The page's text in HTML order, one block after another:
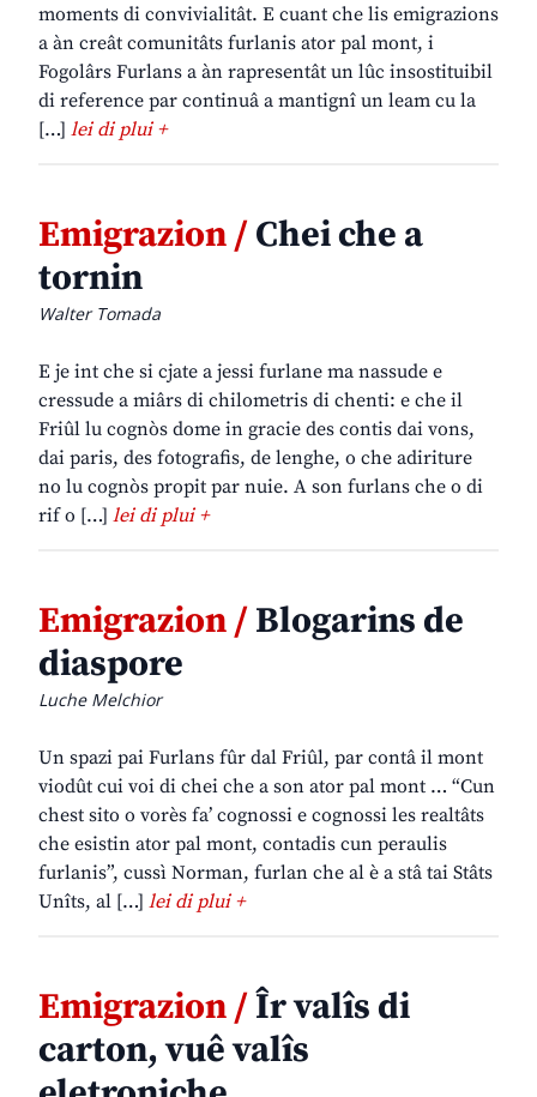
moments di convivialitât. E cuant che lis emigrazions
a àn creât comunitâts furlanis ator pal mont, i
Fogolârs Furlans a àn rapresentât un lûc insostituibil
di reference par continuâ a mantignî un leam cu la
[…] lei di plui +
Emigrazion /Chei che a
tornin
Walter Tomada
E je int che si cjate a jessi furlane ma nassude e
cressude a miârs di chilometris di chenti: e che il
Friûl lu cognòs dome in gracie des contis dai vons,
dai paris, des fotografis, de lenghe, o che adiriture
no lu cognòs propit par nuie. A son furlans che o di
rif o […] lei di plui +
Emigrazion /Blogarins de
diaspore
Luche Melchior
Un spazi pai Furlans fûr dal Friûl, par contâ il mont
viodût cui voi di chei che a son ator pal mont … “Cun
chest sito o vorès fa’ cognossi e cognossi les realtâts
che esistin ator pal mont, contadis cun peraulis
furlanis”, cussì Norman, furlan che al è a stâ tai Stâts
Unîts, al […] lei di plui +
Emigrazion /Îr valîs di
carton, vuê valîs